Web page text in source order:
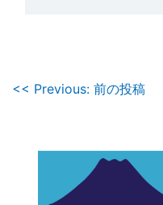
投
<< Previous: 前の投稿